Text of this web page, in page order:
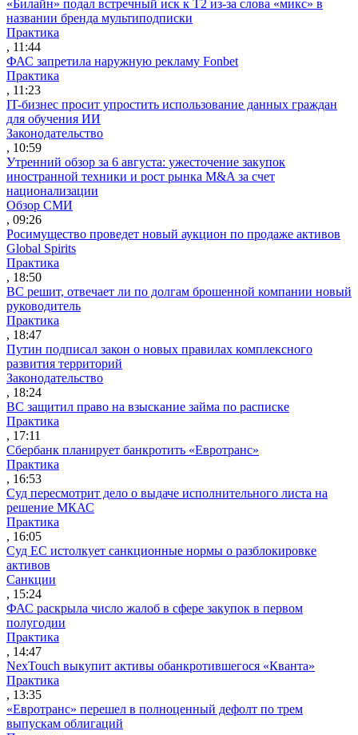
«Билайн» подал встречный иск к Т2 из-за слова «микс» в
названии бренда мультиподписки
Практика
, 11:44
ФАС запретила наружную рекламу Fonbet
Практика
, 11:23
IT-бизнес просит упростить использование данных граждан
для обучения ИИ
Законодательство
, 10:59
Утренний обзор за 6 августа: ужесточение закупок
иностранной техники и рост рынка M&A за счет
национализации
Обзор СМИ
, 09:26
Росимущество проведет новый аукцион по продаже активов
Global Spirits
Практика
, 18:50
ВС решит, отвечает ли по долгам брошенной компании новый
руководитель
Практика
, 18:47
Путин подписал закон о новых правилах комплексного
развития территорий
Законодательство
, 18:24
ВС защитил право на взыскание займа по расписке
Практика
, 17:11
Сбербанк планирует банкротить «Евротранс»
Практика
, 16:53
Суд пересмотрит дело о выдаче исполнительного листа на
решение МКАС
Практика
, 16:05
Суд ЕС истолкует санкционные нормы о разблокировке
активов
Санкции
, 15:24
ФАС раскрыла число жалоб в сфере закупок в первом
полугодии
Практика
, 14:47
NexTouch выкупит активы обанкротившегося «Кванта»
Практика
, 13:35
«Евротранс» перешел в полноценный дефолт по трем
выпускам облигаций